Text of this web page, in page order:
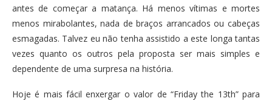
antes de começar a matança. Há menos vítimas e mortes
menos mirabolantes, nada de braços arrancados ou cabeças
esmagadas. Talvez eu não tenha assistido a este longa tantas
vezes quanto os outros pela proposta ser mais simples e
dependente de uma surpresa na história.
Hoje é mais fácil enxergar o valor de “Friday the 13th” para